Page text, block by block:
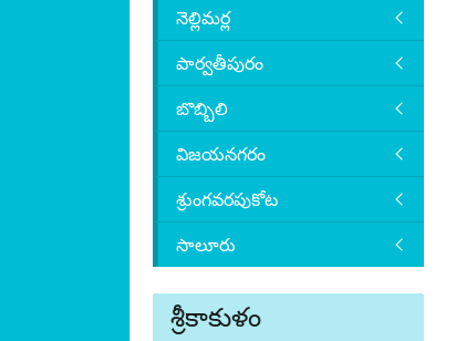
నెల్లిమర్ల
పార్వతీపురం
బొబ్బిలి
విజయనగరం
శ్రుంగవరపుకోట
సాలూరు
శ్రీకాకుళం